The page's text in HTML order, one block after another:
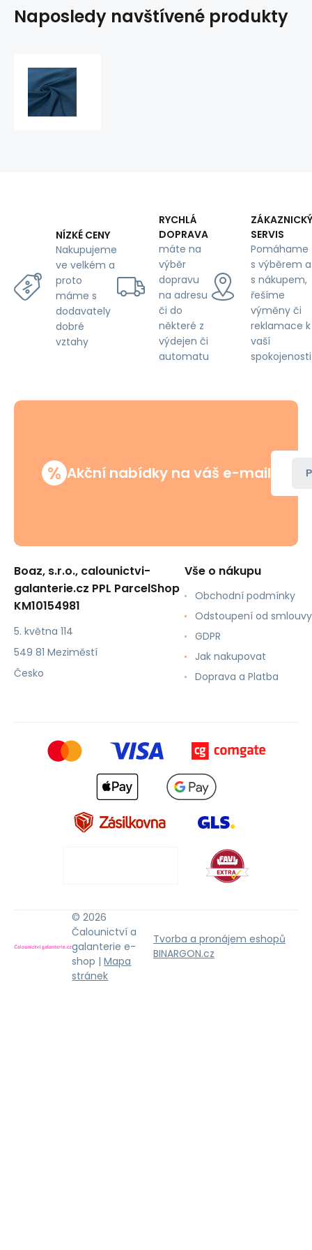
Naposledy navštívené produkty
NÍZKÉ CENY
Nakupujeme
ve velkém a
proto
máme s
dodavately
dobré
vztahy
RYCHLÁ
DOPRAVA
máte na
výběr
dopravu
na adresu
či do
některé z
výdejen či
automatu
ZÁKAZNICKÝ
SERVIS
Pomáhame
s výběrem a
s nákupem,
řešíme
výměny či
reklamace k
vaší
spokojenosti
% Akční nabídky na váš e-mail
Boaz, s.r.o., calounictvi-
galanterie.cz PPL ParcelShop
KM10154981
5. května 114
549 81 Meziměstí
Česko
Vše o nákupu
Obchodní podmínky
Odstoupení od smlouvy
GDPR
Jak nakupovat
Doprava a Platba
© 2026
Čalounictví a
galanterie e-
shop |Mapa
stránek
Tvorba a pronájem eshopů
BINARGON.cz